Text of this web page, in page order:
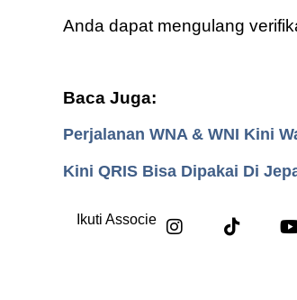
Anda dapat mengulang
Baca Juga:
Perjalanan WNA & WNI Kini
Kini QRIS Bisa Dipakai Di
Ikuti Associe